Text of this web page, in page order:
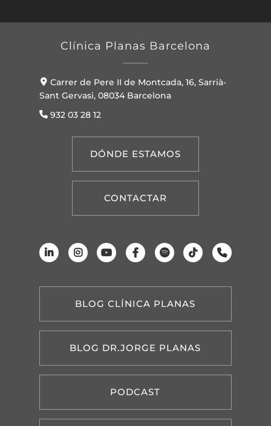
Clínica Planas Barcelona
Carrer de Pere II de Montcada, 16, Sarrià-
Sant Gervasi, 08034 Barcelona
932 03 28 12
DÓNDE ESTAMOS
CONTACTAR
BLOG CLÍNICA PLANAS
BLOG DR.JORGE PLANAS
PODCAST